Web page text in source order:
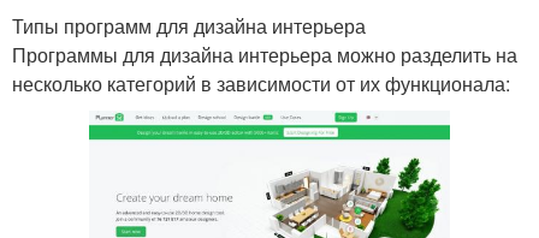
Типы программ для дизайна интерьера
Программы для дизайна интерьера можно разделить на
несколько категорий в зависимости от их функционала: